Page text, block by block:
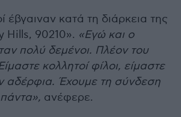
έβγαιναν κατά τη διάρκεια της
Hills, 90210». «Εγώ και ο
πολύ δεμένοι. Πλέον του
κολλητοί φίλοι, είμαστε
αδέρφια. Έχουμε τη σύνδεση
ανέφερε.